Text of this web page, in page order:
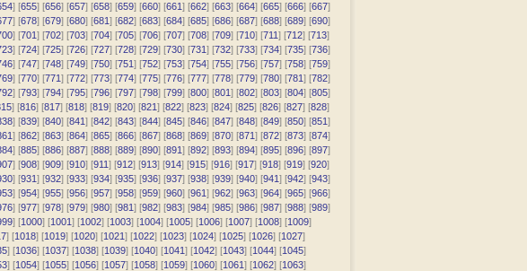
] [655] [656] [657] [658] [659] [660] [661] [662] [663] [664] [665] [666] [667]
] [678] [679] [680] [681] [682] [683] [684] [685] [686] [687] [688] [689] [690]
] [701] [702] [703] [704] [705] [706] [707] [708] [709] [710] [711] [712] [713]
] [724] [725] [726] [727] [728] [729] [730] [731] [732] [733] [734] [735] [736]
] [747] [748] [749] [750] [751] [752] [753] [754] [755] [756] [757] [758] [759]
] [770] [771] [772] [773] [774] [775] [776] [777] [778] [779] [780] [781] [782]
] [793] [794] [795] [796] [797] [798] [799] [800] [801] [802] [803] [804] [805]
] [816] [817] [818] [819] [820] [821] [822] [823] [824] [825] [826] [827] [828]
] [839] [840] [841] [842] [843] [844] [845] [846] [847] [848] [849] [850] [851]
] [862] [863] [864] [865] [866] [867] [868] [869] [870] [871] [872] [873] [874]
] [885] [886] [887] [888] [889] [890] [891] [892] [893] [894] [895] [896] [897]
] [908] [909] [910] [911] [912] [913] [914] [915] [916] [917] [918] [919] [920]
] [931] [932] [933] [934] [935] [936] [937] [938] [939] [940] [941] [942] [943]
] [954] [955] [956] [957] [958] [959] [960] [961] [962] [963] [964] [965] [966]
] [977] [978] [979] [980] [981] [982] [983] [984] [985] [986] [987] [988] [989]
] [1000] [1001] [1002] [1003] [1004] [1005] [1006] [1007] [1008] [1009]
] [1018] [1019] [1020] [1021] [1022] [1023] [1024] [1025] [1026] [1027]
] [1036] [1037] [1038] [1039] [1040] [1041] [1042] [1043] [1044] [1045]
] [1054] [1055] [1056] [1057] [1058] [1059] [1060] [1061] [1062] [1063]